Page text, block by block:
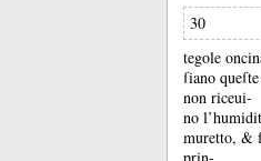
30
tegole
ſiano
non riceui-
no
muretto, &